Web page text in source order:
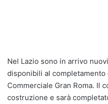
Nel Lazio sono in arrivo
disponibili al
Commerciale Gran Roma. Il
costruzione e sarà